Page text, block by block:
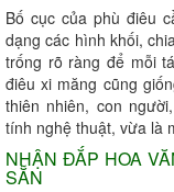
Bố cục của phù điêu
dạng các hình khối,
trống rõ ràng để mỗi
điêu xi măng cũng
thiên nhiên, con
tính nghệ thuật, vừa là
NHẬN ĐẮP HOA
SẴN